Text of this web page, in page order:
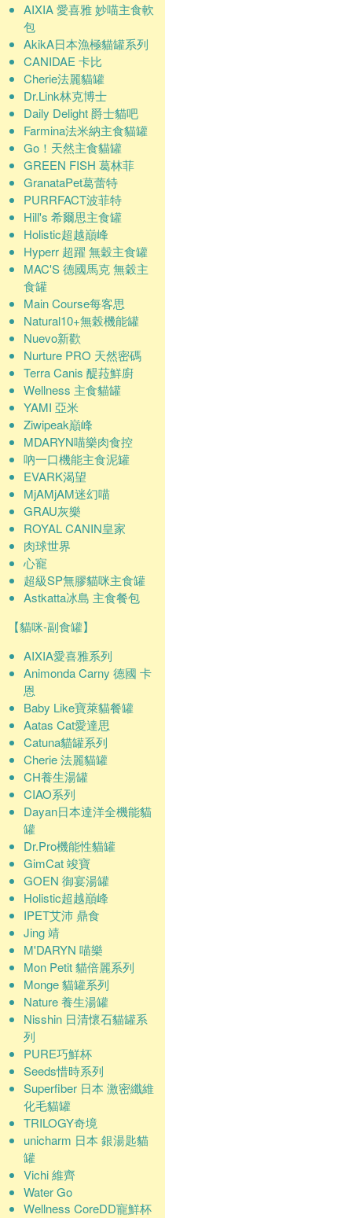
AIXIA 愛喜雅 妙喵主食軟
包
AkikA日本漁極貓罐系列
CANIDAE 卡比
Cherie法麗貓罐
Dr.Link林克博士
Daily Delight 爵士貓吧
Farmina法米納主食貓罐
Go！天然主食貓罐
GREEN FISH 葛林菲
GranataPet葛蕾特
PURRFACT波菲特
Hill's 希爾思主食罐
Holistic超越巔峰
Hyperr 超躍 無穀主食罐
MAC'S 德國馬克 無穀主
食罐
Main Course每客思
Natural10+無榖機能罐
Nuevo新歡
Nurture PRO 天然密碼
Terra Canis 醍菈鮮廚
Wellness 主食貓罐
YAMI 亞米
Ziwipeak巔峰
MDARYN喵樂肉食控
吶一口機能主食泥罐
EVARK渴望
MjAMjAM迷幻喵
GRAU灰樂
ROYAL CANIN皇家
肉球世界
心寵
超級SP無膠貓咪主食罐
Astkatta冰島 主食餐包
【貓咪-副食罐】
AIXIA愛喜雅系列
Animonda Carny 德國 卡
恩
Baby Like寶萊貓餐罐
Aatas Cat愛達思
Catuna貓罐系列
Cherie 法麗貓罐
CH養生湯罐
CIAO系列
Dayan日本達洋全機能貓
罐
Dr.Pro機能性貓罐
GimCat 竣寶
GOEN 御宴湯罐
Holistic超越巔峰
IPET艾沛 鼎食
Jing 靖
M'DARYN 喵樂
Mon Petit 貓倍麗系列
Monge 貓罐系列
Nature 養生湯罐
Nisshin 日清懷石貓罐系
列
PURE巧鮮杯
Seeds惜時系列
Superfiber 日本 激密纖維
化毛貓罐
TRILOGY奇境
unicharm 日本 銀湯匙貓
罐
Vichi 維齊
Water Go
Wellness CoreDD寵鮮杯